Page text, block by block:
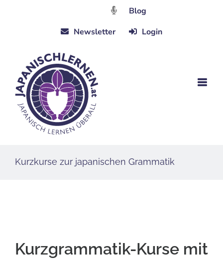
Blog
Newsletter
Login
Kurzkurse zur japanischen Grammatik
Kurzgrammatik-Kurse mit